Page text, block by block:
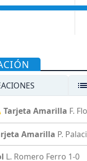
Tarjeta Amarilla F.
Amarilla P.
L. Romero Ferro 1-0